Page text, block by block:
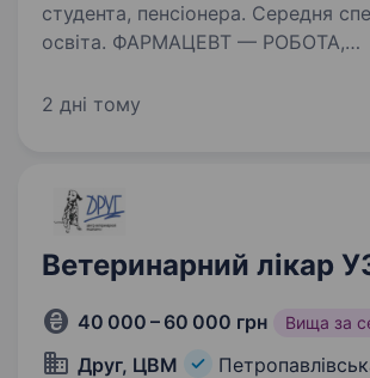
студента, пенсіонера. Середня
освіта. ФАРМАЦЕВТ — РОБОТА,
залишаються з нами? Бо у нас не
зарплати? Визнання та підтримку
— ми не просто…
2 дні тому
Ветеринарний лікар
40 000 – 60 000 грн Вища за
Друг, ЦВМ